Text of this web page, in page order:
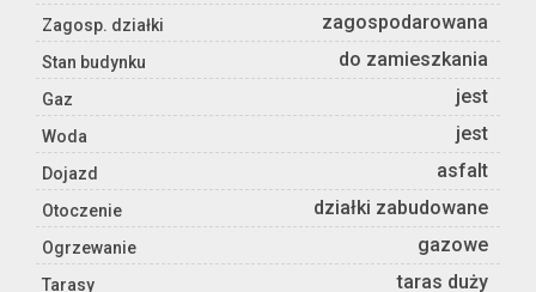
Zagosp. działki zagospodarowana
Stan budynku do zamieszkania
Gaz jest
Woda jest
Dojazd asfalt
Otoczenie działki zabudowane
Ogrzewanie gazowe
Tarasy taras duży